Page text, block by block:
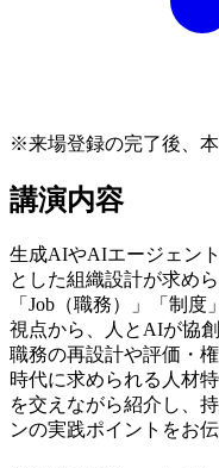
※来場登録の完了後、
講演内容
生成AIやAIエージェン
とした組織設計が求め
「Job（職務）」「制
視点から、人とAIが協
職務の再設計や評価・
時代に求められる人材
を交えながら紹介し、
ンの実践ポイントをお伝